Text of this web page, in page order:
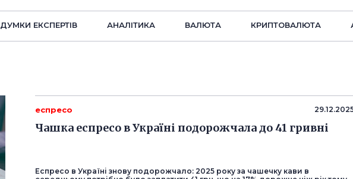
ДУМКИ ЕКСПЕРТIВ АНАЛIТИКА ВАЛЮТА КРИПТОВАЛЮТА
еспресо
Чашка еспресо в Україні подорожчала до 41 гривні
Еспресо в Україні знову подорожчало: 2025 року за чашечку кави в